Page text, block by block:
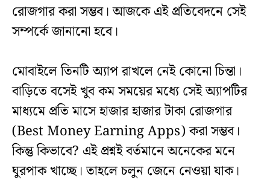
রোজগার করা সম্ভব। আজকে এই প্রতিবেদনে সেই
সম্পর্কে জানানো হবে।
মোবাইলে তিনটি অ্যাপ রাখলে নেই কোনো চিন্তা।
বাড়িতে বসেই খুব কম সময়ের মধ্যে সেই অ্যাপটির
মাধ্যমে প্রতি মাসে হাজার হাজার টাকা রোজগার
(Best Money Earning Apps) করা সম্ভব।
কিন্তু কিভাবে? এই প্রশ্নই বর্তমানে অনেকের মনে
ঘুরপাক খাচ্ছে। তাহলে চলুন জেনে নেওয়া যাক।